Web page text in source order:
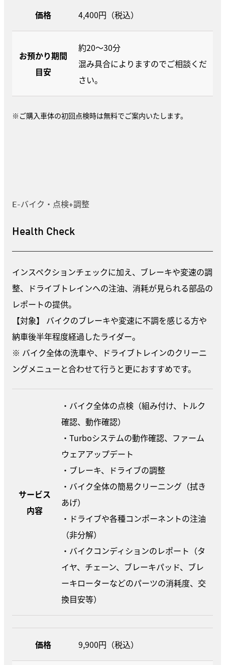
価格 4,400円（税込）
お預かり期間
目安
約20〜30分
混み具合によりますのでご相談くだ
さい。
※ご購入車体の初回点検時は無料でご案内いたします。
E-バイク・点検+調整
Health Check
インスペクションチェックに加え、ブレーキや変速の調
整、ドライブトレインへの注油、消耗が見られる部品の
レポートの提供。
【対象】 バイクのブレーキや変速に不調を感じる方や
納車後半年程度経過したライダー。
※ バイク全体の洗車や、ドライブトレインのクリーニ
ングメニューと合わせて行うと更におすすめです。
サービス
内容
・バイク全体の点検（組み付け、トルク
確認、動作確認）
・Turboシステムの動作確認、ファーム
ウェアアップデート
・ブレーキ、ドライブの調整
・バイク全体の簡易クリーニング（拭き
あげ）
・ドライブや各種コンポーネントの注油
（非分解）
・バイクコンディションのレポート（タ
イヤ、チェーン、ブレーキパッド、ブレ
ーキローターなどのパーツの消耗度、交
換目安等）
価格 9,900円（税込）